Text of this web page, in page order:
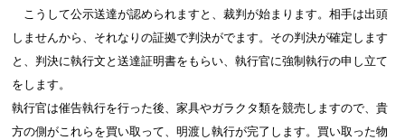
こうして公示送達が認められますと、裁判が始まります。相手は出頭
しませんから、それなりの証拠で判決がでます。その判決が確定します
と、判決に執行文と送達証明書をもらい、執行官に強制執行の申し立て
をします。
執行官は催告執行を行った後、家具やガラクタ類を競売しますので、貴
方の側がこれらを買い取って、明渡し執行が完了します。買い取った物